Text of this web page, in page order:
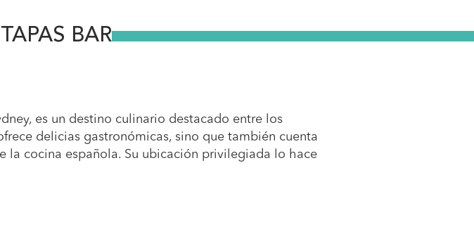
BAR
es un destino culinario destacado entre los
delicias gastronómicas, sino que también cuenta
la cocina española. Su ubicación privilegiada lo hace